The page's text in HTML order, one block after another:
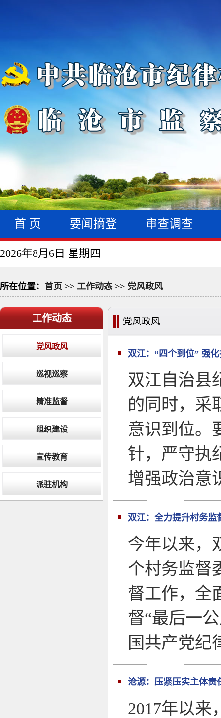
首 页 要闻摘登 审查调查
2026年8月6日 星期四
所在位置： 首页 >> 工作动态 >> 党风政风
工作动态
党风政风
巡视巡察
精准监督
组织建设
宣传教育
派驻机构
党风政风
双江：“四个到位” 强
双江自治县
的同时，采
意识到位。
针，严守执
增强政治意
双江：全力提升村务监
今年以来，
个村务监督
督工作，全
督“最后一
国共产党纪
沧源：压紧压实主体责
2017年以来